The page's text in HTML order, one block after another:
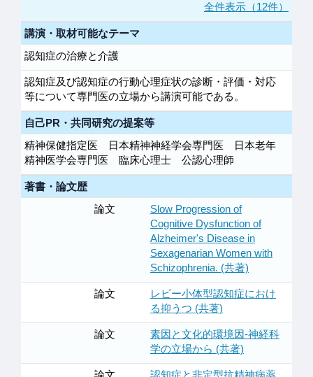
全件表示（12件）
講演・取材可能なテーマ
認知症の治療と介護
認知症及び認知症の行動心理症状の診断・評価・対応
等について専門医の立場から講演可能である。
自己PR・共同研究の提案等
精神保健指定医 日本精神神経学会専門医 日本老年
精神医学会専門医 臨床心理士 公認心理師
著書・論文歴
論文
Slow Progression of
Cognitive Dysfunction of
Alzheimer's Disease in
Sexagenarian Women with
Schizophrenia. (共著)
論文
レビー小体型認知症におけ
る抑うつ (共著)
論文
素因と文化的環境因-神経科
学の立場から (共著)
論文 認知症と非定型抗精神病薬